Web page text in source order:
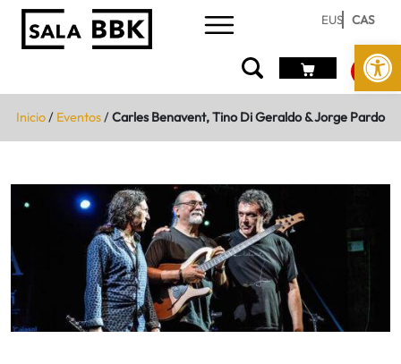
Abrir
EUS CAS
Inicio/ Eventos/Carles Benavent, Tino Di Geraldo & Jorge Pardo